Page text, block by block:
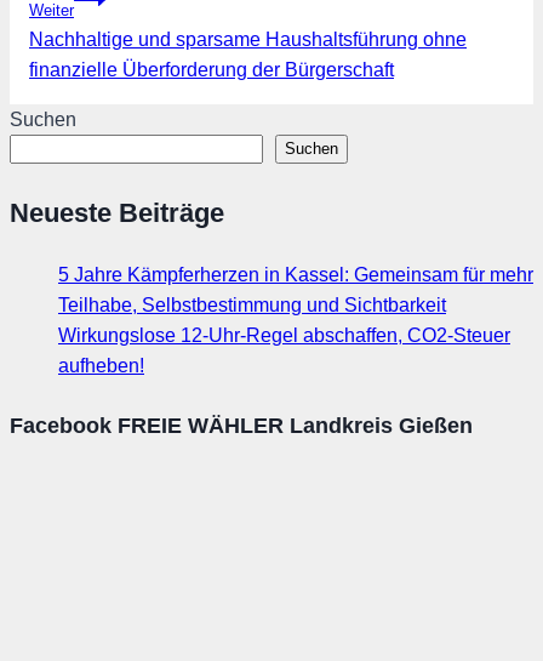
Weiter
Nachhaltige und sparsame Haushaltsführung ohne
finanzielle Überforderung der Bürgerschaft
Suchen
Suchen
Neueste Beiträge
5 Jahre Kämpferherzen in Kassel: Gemeinsam für mehr
Teilhabe, Selbstbestimmung und Sichtbarkeit
Wirkungslose 12-Uhr-Regel abschaffen, CO2-Steuer
aufheben!
Facebook FREIE WÄHLER Landkreis Gießen